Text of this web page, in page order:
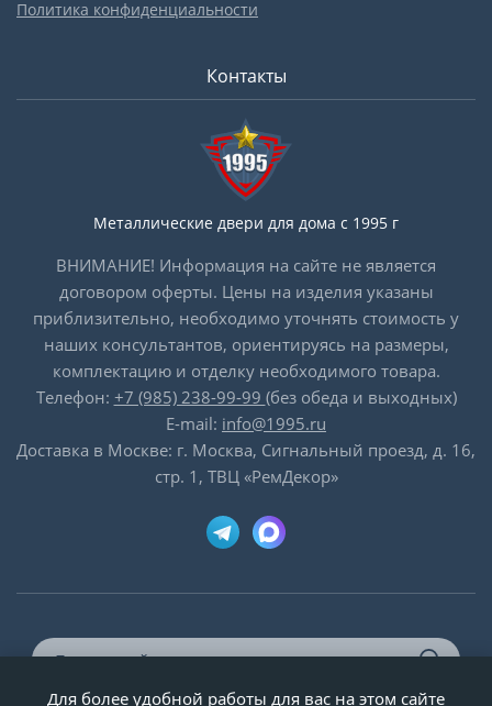
Политика конфиденциальности
Контакты
Металлические двери для дома с 1995 г
ВНИМАНИЕ! Информация на сайте не является
договором оферты. Цены на изделия указаны
приблизительно, необходимо уточнять стоимость у
наших консультантов, ориентируясь на размеры,
комплектацию и отделку необходимого товара.
Телефон: +7 (985) 238-99-99 (без обеда и выходных)
E-mail: info@1995.ru
Доставка в Москве: г. Москва, Сигнальный проезд, д. 16,
стр. 1, ТВЦ «РемДекор»
Для более удобной работы для вас на этом сайте